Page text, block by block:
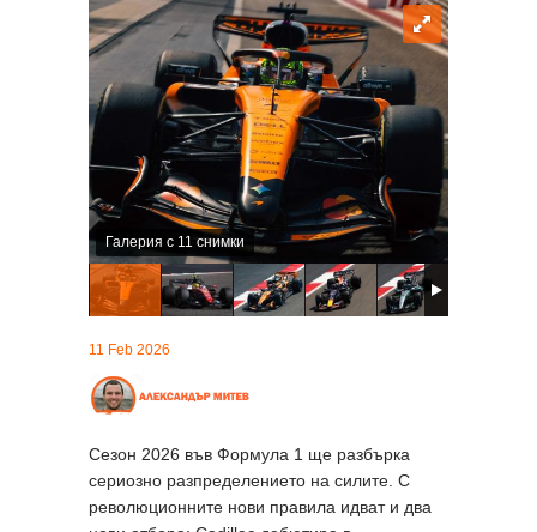
Галерия с 11 снимки
11 Feb 2026
Сезон 2026 във Формула 1 ще разбърка
сериозно разпределението на силите. С
революционните нови правила идват и два